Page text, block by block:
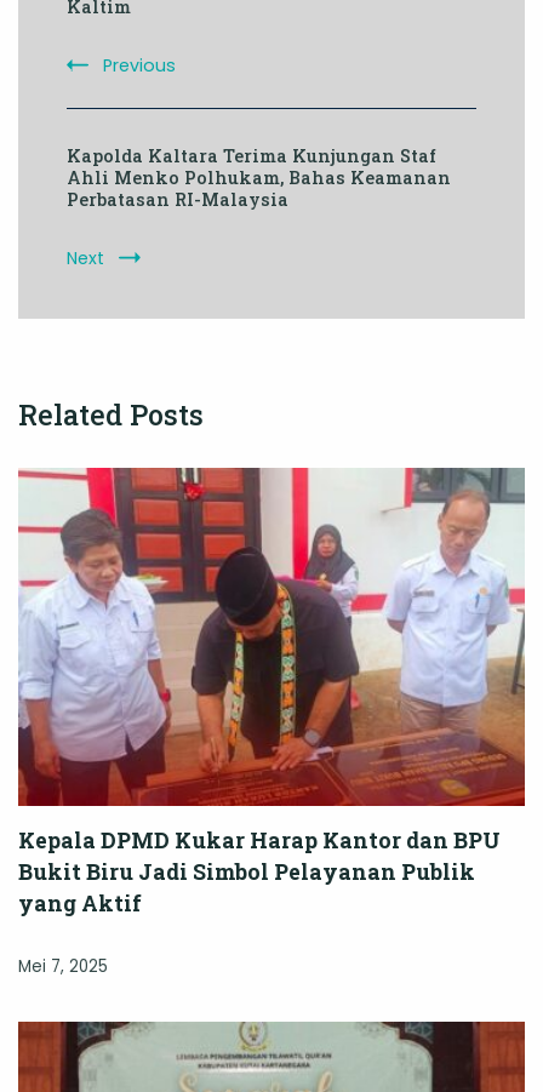
Kaltim
Previous
Kapolda Kaltara Terima Kunjungan Staf
Ahli Menko Polhukam, Bahas Keamanan
Perbatasan RI-Malaysia
Next
Related Posts
Kepala DPMD Kukar Harap Kantor dan BPU
Bukit Biru Jadi Simbol Pelayanan Publik
yang Aktif
Mei 7, 2025